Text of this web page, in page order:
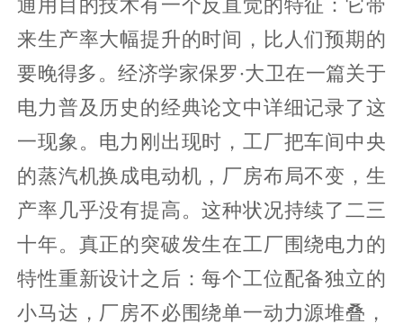
来生产率大幅提升的时间，比人们预期的
要晚得多。经济学家保罗·大卫在一篇关于
电力普及历史的经典论文中详细记录了这
一现象。电力刚出现时，工厂把车间中央
的蒸汽机换成电动机，厂房布局不变，生
产率几乎没有提高。这种状况持续了二三
十年。真正的突破发生在工厂围绕电力的
特性重新设计之后：每个工位配备独立的
小马达，厂房不必围绕单一动力源堆叠，